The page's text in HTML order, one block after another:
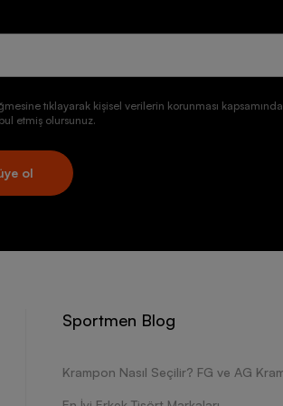
tıklayarak kişisel verilerin korunması kapsamında
etmiş olursunuz.
ol
Sportmen Blog